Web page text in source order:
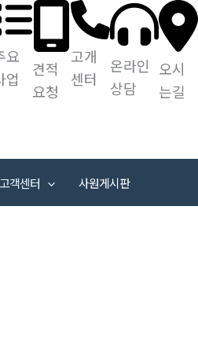
요
업
견적
요청
고개
센터
온라인
상담
오시
는길
고객센터 사원게시판